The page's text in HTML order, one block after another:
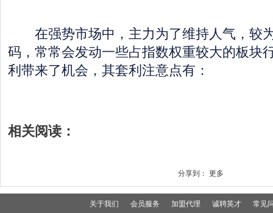
在强势市场中，主力为了维持人气，较
码，常常会发动一些占指数权重较大的板块
利带来了机会，其套利注意点有：
相关阅读：
分享到： 更多
关于我们 会员服务 加盟代理 诚聘英才 常见